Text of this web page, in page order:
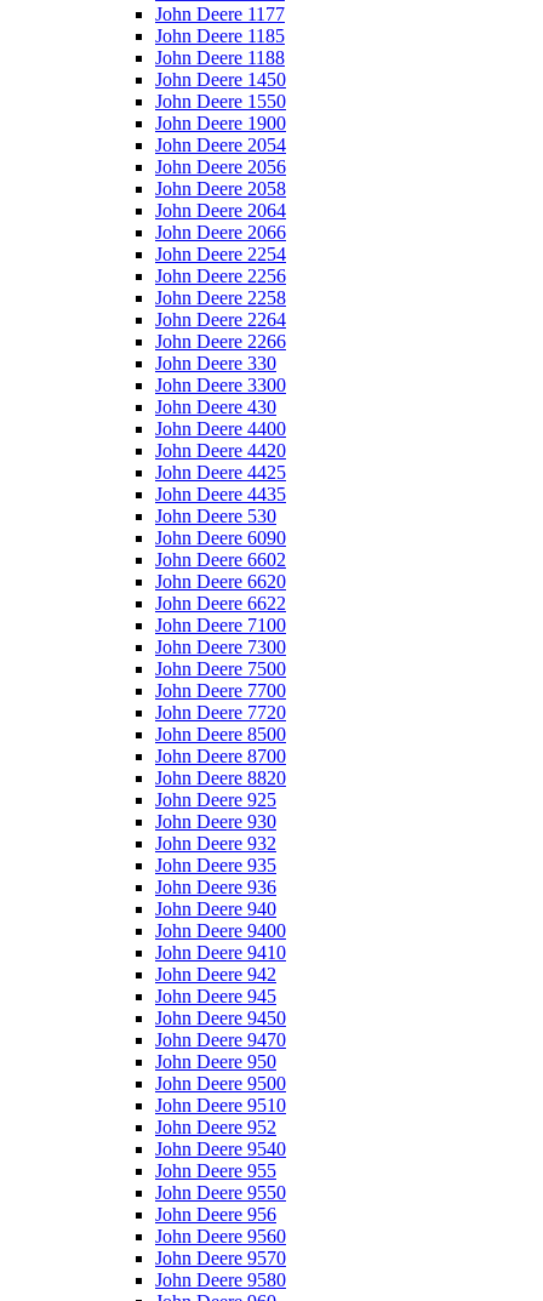
John Deere 1177
John Deere 1185
John Deere 1188
John Deere 1450
John Deere 1550
John Deere 1900
John Deere 2054
John Deere 2056
John Deere 2058
John Deere 2064
John Deere 2066
John Deere 2254
John Deere 2256
John Deere 2258
John Deere 2264
John Deere 2266
John Deere 330
John Deere 3300
John Deere 430
John Deere 4400
John Deere 4420
John Deere 4425
John Deere 4435
John Deere 530
John Deere 6090
John Deere 6602
John Deere 6620
John Deere 6622
John Deere 7100
John Deere 7300
John Deere 7500
John Deere 7700
John Deere 7720
John Deere 8500
John Deere 8700
John Deere 8820
John Deere 925
John Deere 930
John Deere 932
John Deere 935
John Deere 936
John Deere 940
John Deere 9400
John Deere 9410
John Deere 942
John Deere 945
John Deere 9450
John Deere 9470
John Deere 950
John Deere 9500
John Deere 9510
John Deere 952
John Deere 9540
John Deere 955
John Deere 9550
John Deere 956
John Deere 9560
John Deere 9570
John Deere 9580